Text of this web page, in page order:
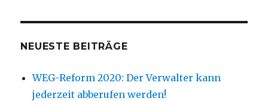
NEUESTE BEITRÄGE
WEG-Reform 2020: Der Verwalter kann
jederzeit abberufen werden!